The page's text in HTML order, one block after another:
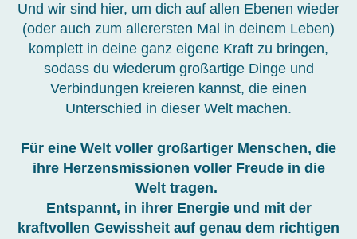
Und wir sind hier, um dich auf allen Ebenen wieder
(oder auch zum allerersten Mal in deinem Leben)
komplett in deine ganz eigene Kraft zu bringen,
sodass du wiederum großartige Dinge und
Verbindungen kreieren kannst, die einen
Unterschied in dieser Welt machen.
Für eine Welt voller großartiger Menschen, die
ihre Herzensmissionen voller Freude in die
Welt tragen.
Entspannt, in ihrer Energie und mit der
kraftvollen Gewissheit auf genau dem richtigen